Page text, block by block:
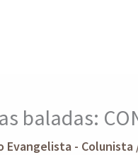
baladas:
Evangelista - Colunista